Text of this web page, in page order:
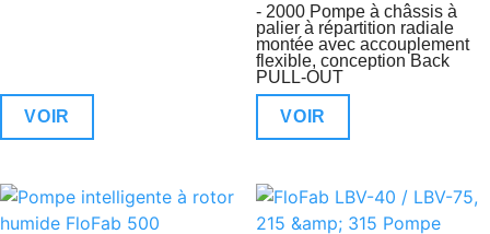
VOIR
- 2000 Pompe à châssis à
palier à répartition radiale
montée avec accouplement
flexible, conception Back
PULL-OUT
VOIR